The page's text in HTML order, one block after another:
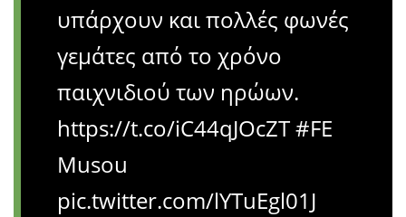
υπάρχουν και πολλές φωνές
γεμάτες από το χρόνο
παιχνιδιού των ηρώων.
https://t.co/iC44qJOcZT #FE
Musou
pic.twitter.com/lYTuEgl01J